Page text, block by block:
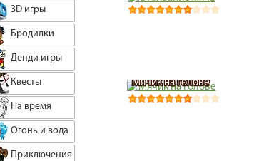
3D игры
Бродилки
Денди игры
Квесты
На время
Огонь и вода
Приключения
Мячик на голове